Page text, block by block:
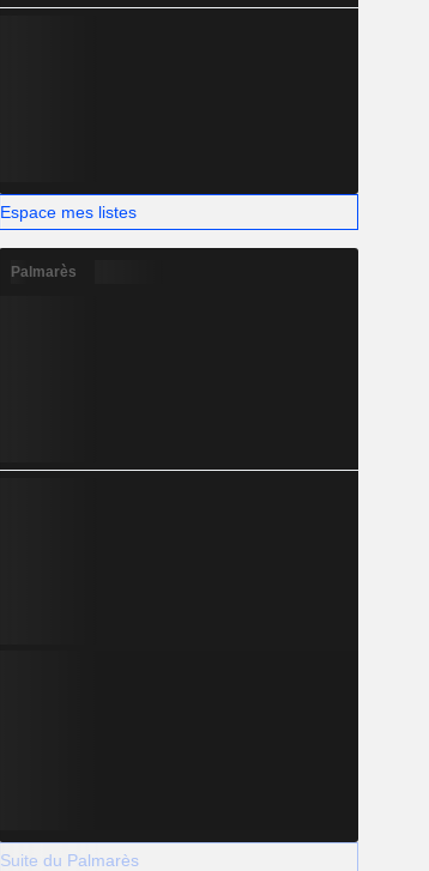
Espace mes listes
Palmarès
Suite du Palmarès